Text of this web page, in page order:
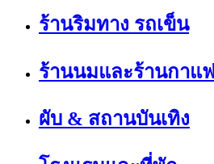
ร้านริมทาง รถเข็น
ร้านนมและร้านกาแฟ
ผับ & สถานบันเทิง